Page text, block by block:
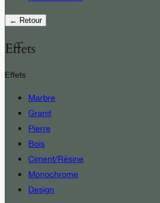
← Retour
Effets
Effets
Marbre
Granit
Pierre
Bois
Ciment/Résine
Monochrome
Design